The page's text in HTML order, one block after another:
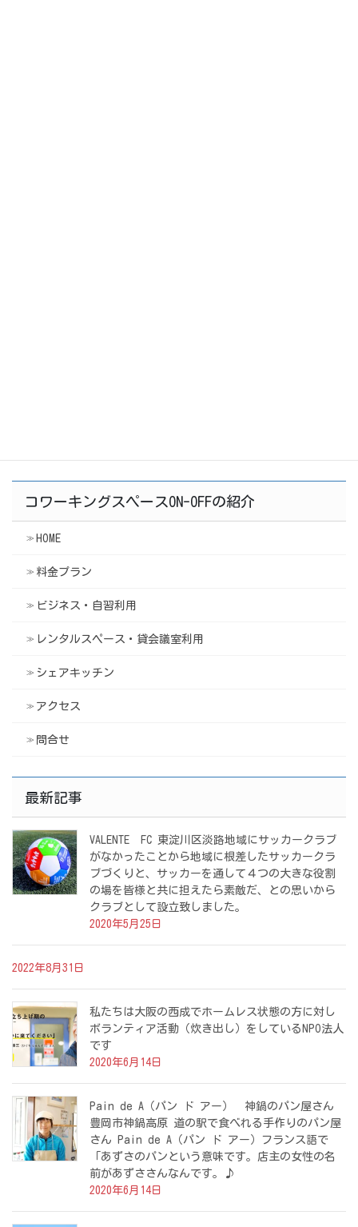
コワーキングスペースON-OFFの紹介
HOME
料金プラン
ビジネス・自習利用
レンタルスペース・貸会議室利用
シェアキッチン
アクセス
問合せ
最新記事
VALENTE FC 東淀川区淡路地域にサッカークラブ
がなかったことから地域に根差したサッカークラ
ブづくりと、サッカーを通して４つの大きな役割
の場を皆様と共に担えたら素敵だ、との思いから
クラブとして設立致しました。
2020年5月25日
2022年8月31日
私たちは大阪の西成でホームレス状態の方に対し
ボランティア活動（炊き出し）をしているNPO法人
です
2020年6月14日
Pain de A（パン ド アー） 神鍋のパン屋さん
豊岡市神鍋高原 道の駅で食べれる手作りのパン屋
さん Pain de A（パン ド アー）フランス語で
「あずさのパンという意味です。店主の女性の名
前があずささんなんです。♪
2020年6月14日